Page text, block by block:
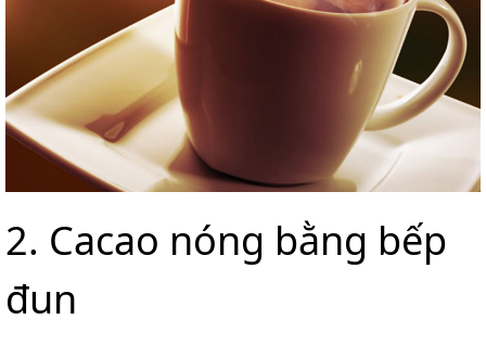
2. Cacao nóng bằng bếp
đun